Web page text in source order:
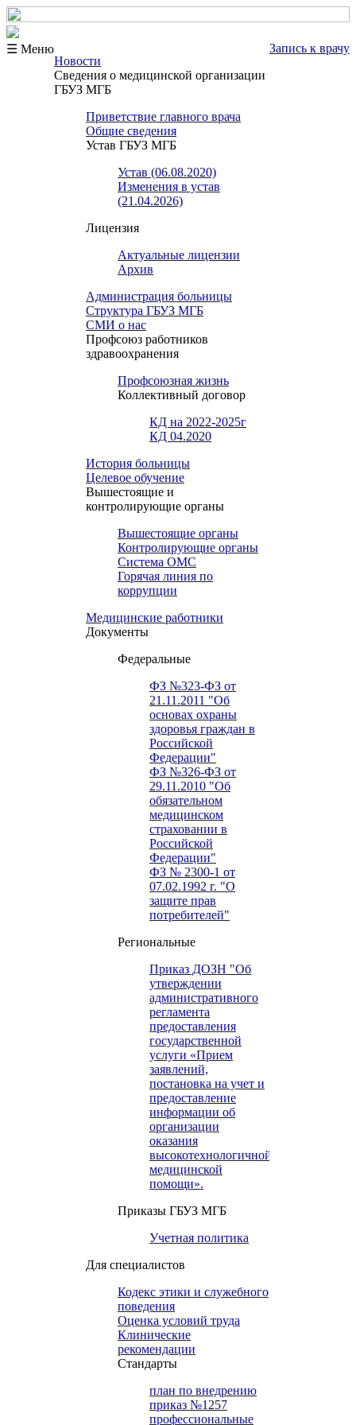
☰ Меню
Запись к врачу
Новости
Сведения о медицинской организации
ГБУЗ МГБ
Приветствие главного врача
Общие сведения
Устав ГБУЗ МГБ
Устав (06.08.2020)
Изменения в устав
(21.04.2026)
Лицензия
Актуальные лицензии
Архив
Администрация больницы
Структура ГБУЗ МГБ
СМИ о нас
Профсоюз работников
здравоохранения
Профсоюзная жизнь
Коллективный договор
КД на 2022-2025г
КД 04.2020
История больницы
Целевое обучение
Вышестоящие и
контролирующие органы
Вышестоящие органы
Контролирующие органы
Система ОМС
Горячая линия по
коррупции
Медицинские работники
Документы
Федеральные
ФЗ №323-ФЗ от
21.11.2011 "Об
основах охраны
здоровья граждан в
Российской
Федерации"
ФЗ №326-ФЗ от
29.11.2010 "Об
обязательном
медицинском
страховании в
Российской
Федерации"
ФЗ № 2300-1 от
07.02.1992 г. "О
защите прав
потребителей"
Региональные
Приказ ДОЗН "Об
утверждении
административного
регламента
предоставления
государственной
услуги «Прием
заявлений,
постановка на учет и
предоставление
информации об
организации
оказания
высокотехнологичной
медицинской
помощи».
Приказы ГБУЗ МГБ
Учетная политика
Для специалистов
Кодекс этики и служебного
поведения
Оценка условий труда
Клинические
рекомендации
Cтандарты
план по внедрению
приказ №1257
профессиональные